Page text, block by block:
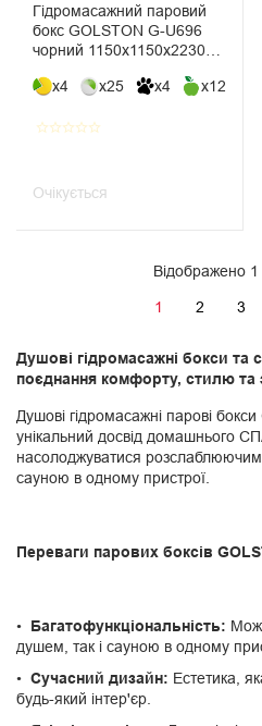
Гідромасажний паровий
бокс GOLSTON G-U696
чорний 1150х1150х2230
x4
x25 x4 x12
star_borderstar_borderstar_borderstar_borderstar_border
Очікується
Відображено
1 2 3
Душові гідромасажні бокси та
поєднання комфорту, стилю та
Душові гідромасажні парові
унікальний досвід домашнього
насолоджуватися
сауною в одному пристрої.
Переваги парових боксів
Багатофункціональність:
душем, так і сауною в одному
Сучасний дизайн: Естетика,
будь-який інтер'єр.